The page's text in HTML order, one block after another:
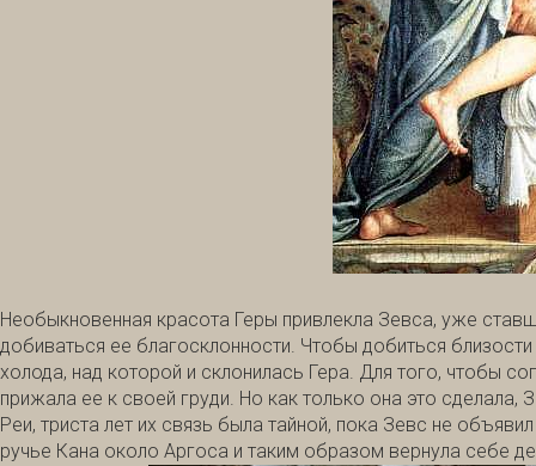
Необыкновенная красота Геры привлекла Зевса, уже
добиваться ее благосклонности. Чтобы добиться
холода, над которой и склонилась Гера. Для того, чтобы
прижала ее к своей груди. Но как только она это сделала,
Реи, триста лет их связь была тайной, пока Зевс не
ручье Кана около Аргоса и таким образом вернула себе